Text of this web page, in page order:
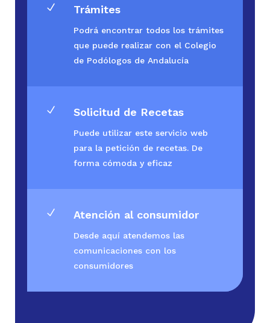
N Trámites
Podrá encontrar todos los trámites
que puede realizar con el Colegio
de Podólogos de Andalucía
N Solicitud de Recetas
Puede utilizar este servicio web
para la petición de recetas. De
forma cómoda y eficaz
N Atención al consumidor
Desde aquí atendemos las
comunicaciones con los
consumidores